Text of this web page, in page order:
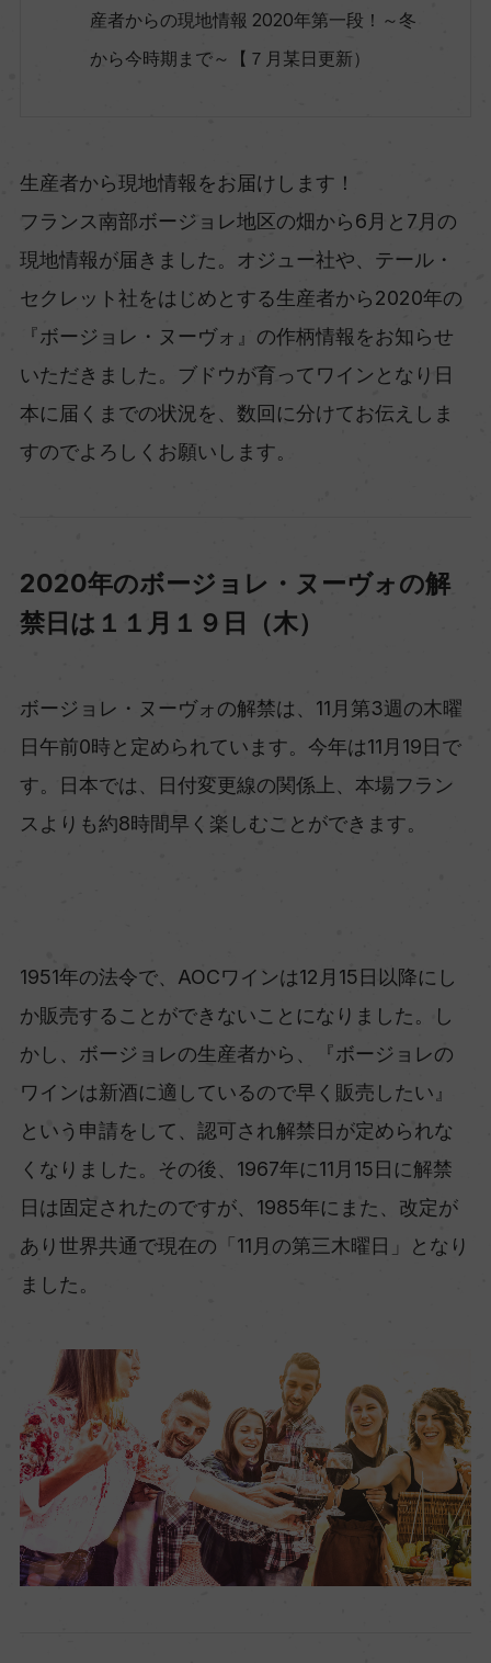
産者からの現地情報 2020年第一段！～冬
から今時期まで～【７月某日更新）
生産者から現地情報をお届けします！
フランス南部ボージョレ地区の畑から6月と7月の
現地情報が届きました。オジュー社や、テール・
セクレット社をはじめとする生産者から2020年の
『ボージョレ・ヌーヴォ』の作柄情報をお知らせ
いただきました。ブドウが育ってワインとなり日
本に届くまでの状況を、数回に分けてお伝えしま
すのでよろしくお願いします。
2020年のボージョレ・ヌーヴォの解
禁日は１１月１９日（木）
ボージョレ・ヌーヴォの解禁は、11月第3週の木曜
日午前0時と定められています。今年は11月19日で
す。日本では、日付変更線の関係上、本場フラン
スよりも約8時間早く楽しむことができます。
1951年の法令で、AOCワインは12月15日以降にし
か販売することができないことになりました。し
かし、ボージョレの生産者から、『ボージョレの
ワインは新酒に適しているので早く販売したい』
という申請をして、認可され解禁日が定められな
くなりました。その後、1967年に11月15日に解禁
日は固定されたのですが、1985年にまた、改定が
あり世界共通で現在の「11月の第三木曜日」となり
ました。